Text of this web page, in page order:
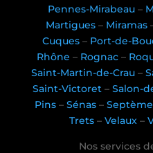
Pennes-Mirabeau –
Martigues– Miramas
Cuques – Port-de-
Rhône – Rognac –
Saint-Martin-de-Crau–
Saint-Victoret –Salon-
Pins– Sénas–
Trets– Velaux–
Nos services